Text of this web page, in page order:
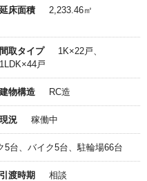
延床面積 2,233.46㎡
間取タイプ
1K×22戸、
1LDK×44戸
建物構造 RC造
現況 稼働中
5台、バイク5台、駐輪場66台
引渡時期 相談